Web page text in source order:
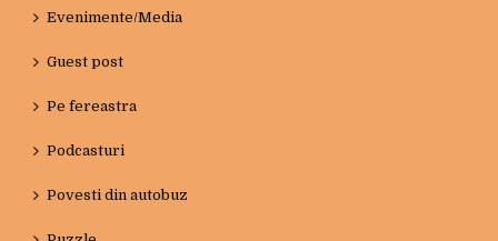
Evenimente/Media
Guest post
Pe fereastra
Podcasturi
Povesti din autobuz